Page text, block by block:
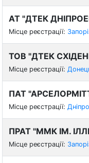
АТ "ДТЕК
Місце реєстрації:
ТОВ "ДТЕК
Місце реєстрації:
ПАТ
Місце реєстрації:
ПРАТ "ММК ІМ.
Місце реєстрації: